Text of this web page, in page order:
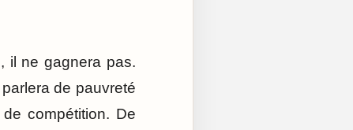
il ne gagnera pas.
de pauvreté
compétition. De